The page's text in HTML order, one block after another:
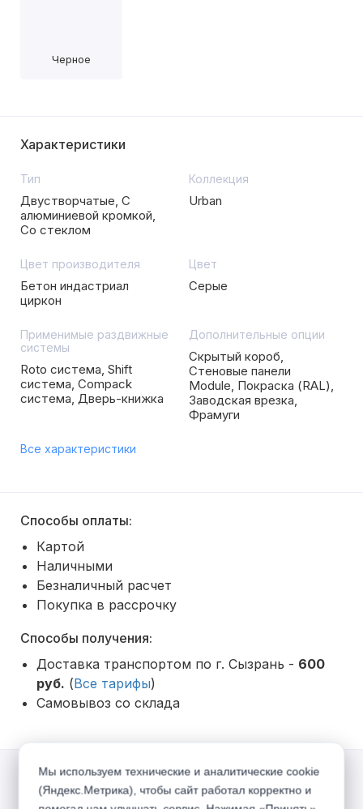
Черное
Характеристики
Тип
Двустворчатые, С
алюминиевой кромкой,
Со стеклом
Коллекция
Urban
Цвет производителя
Бетон индастриал
циркон
Цвет
Серые
Применимые раздвижные
системы
Roto система, Shift
система, Compack
система, Дверь-книжка
Дополнительные опции
Скрытый короб,
Стеновые панели
Module, Покраска (RAL),
Заводская врезка,
Фрамуги
Все характеристики
Способы оплаты:
Картой
Наличными
Безналичный расчет
Покупка в рассрочку
Способы получения:
Доставка транспортом по г. Сызрань - 600
руб. (Все тарифы)
Самовывоз со склада
Акции
Мы используем технические и аналитические cookie
(Яндекс.Метрика), чтобы сайт работал корректно и